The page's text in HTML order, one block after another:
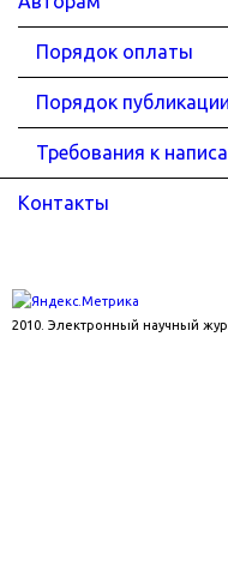
Порядок оплаты
Порядок публикации
Требования к
Контакты
2010. Электронный научный